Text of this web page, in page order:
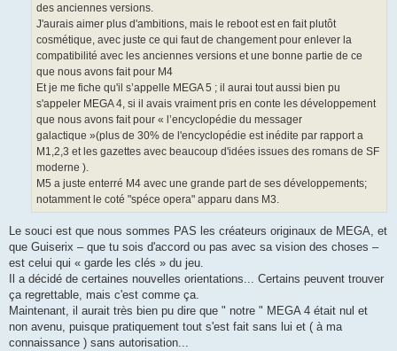
des anciennes versions.
J'aurais aimer plus d'ambitions, mais le reboot est en fait plutôt
cosmétique, avec juste ce qui faut de changement pour enlever la
compatibilité avec les anciennes versions et une bonne partie de ce
que nous avons fait pour M4
Et je me fiche qu'il s’appelle MEGA 5 ; il aurai tout aussi bien pu
s'appeler MEGA 4, si il avais vraiment pris en conte les développement
que nous avons fait pour « l’encyclopédie du messager
galactique »(plus de 30% de l'encyclopédie est inédite par rapport a
M1,2,3 et les gazettes avec beaucoup d'idées issues des romans de SF
moderne ).
M5 a juste enterré M4 avec une grande part de ses développements;
notamment le coté "spéce opera" apparu dans M3.
Le souci est que nous sommes PAS les créateurs originaux de MEGA, et
que Guiserix – que tu sois d'accord ou pas avec sa vision des choses –
est celui qui « garde les clés » du jeu.
Il a décidé de certaines nouvelles orientations... Certains peuvent trouver
ça regrettable, mais c'est comme ça.
Maintenant, il aurait très bien pu dire que " notre " MEGA 4 était nul et
non avenu, puisque pratiquement tout s'est fait sans lui et ( à ma
connaissance ) sans autorisation...